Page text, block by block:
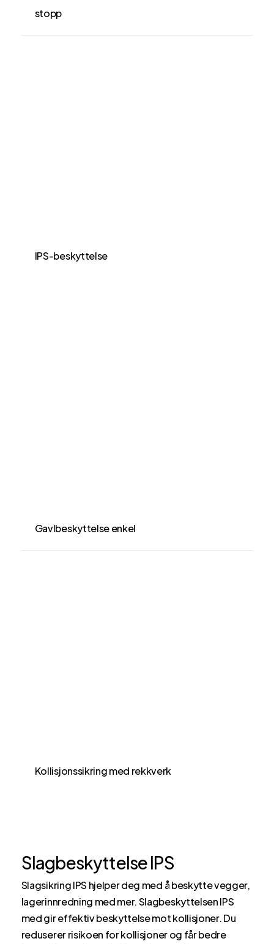
stopp
IPS-beskyttelse
Gavlbeskyttelse enkel
Kollisjonssikring med rekkverk
Slagbeskyttelse IPS
Slagsikring IPS hjelper deg med å beskytte vegger,
lagerinnredning med mer. Slagbeskyttelsen IPS
med gir effektiv beskyttelse mot kollisjoner. Du
reduserer risikoen for kollisjoner og får bedre